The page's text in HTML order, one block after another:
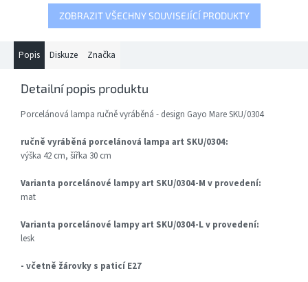
ZOBRAZIT VŠECHNY SOUVISEJÍCÍ PRODUKTY
Popis Diskuze Značka
Detailní popis produktu
Porcelánová lampa ručně vyráběná - design Gayo Mare SKU/0304
ručně vyráběná porcelánová lampa art SKU/0304:
výška 42 cm, šířka 30 cm
Varianta porcelánové lampy art SKU/0304-M v provedení:
mat
Varianta porcelánové lampy art SKU/0304-L v provedení:
lesk
- včetně žárovky s paticí E27